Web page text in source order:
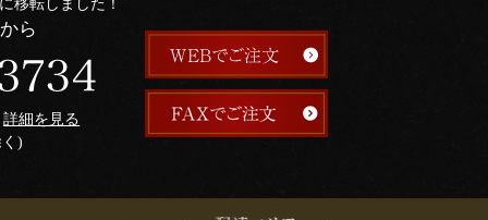
移転しました！
ら
詳細を見る
)